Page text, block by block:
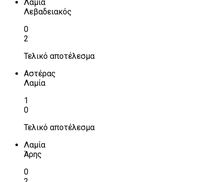
Λαμία
Λεβαδειακός
0
2
Τελικό αποτέλεσμα
Αστέρας
Λαμία
1
0
Τελικό αποτέλεσμα
Λαμία
Άρης
0